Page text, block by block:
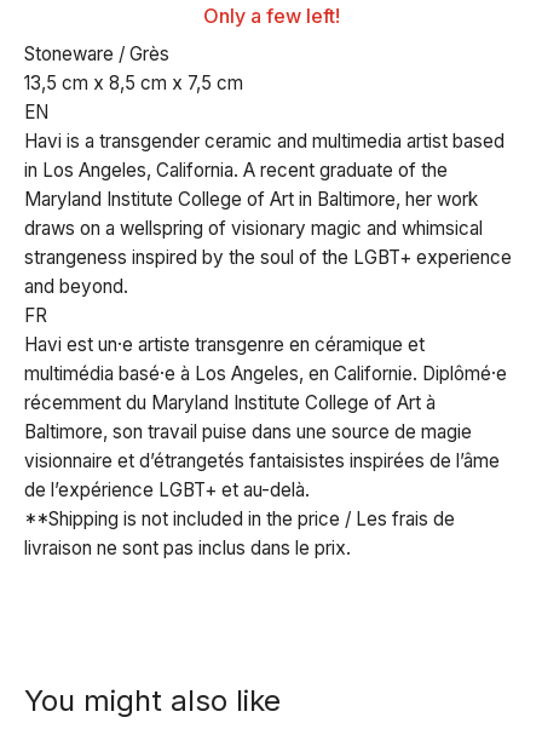
Only a few left!
Stoneware / Grès
13,5 cm x 8,5 cm x 7,5 cm
EN
Havi is a transgender ceramic and multimedia artist based
in Los Angeles, California. A recent graduate of the
Maryland Institute College of Art in Baltimore, her work
draws on a wellspring of visionary magic and whimsical
strangeness inspired by the soul of the LGBT+ experience
and beyond.
FR
Havi est un·e artiste transgenre en céramique et
multimédia basé·e à Los Angeles, en Californie. Diplômé·e
récemment du Maryland Institute College of Art à
Baltimore, son travail puise dans une source de magie
visionnaire et d’étrangetés fantaisistes inspirées de l’âme
de l’expérience LGBT+ et au-delà.
**Shipping is not included in the price / Les frais de
livraison ne sont pas inclus dans le prix.
You might also like